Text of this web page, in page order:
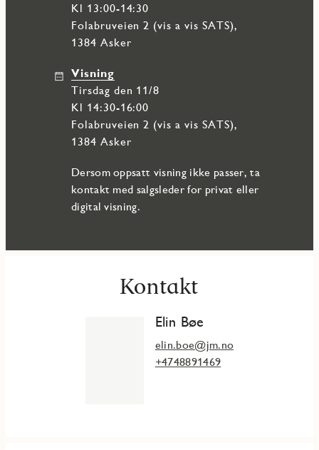
Kl 13:00-14:30
Folabruveien 2 (vis a vis SATS),
1384 Asker
Visning
tirsdag den 11/8
Kl 14:30-16:00
Folabruveien 2 (vis a vis SATS),
1384 Asker
Dersom oppsatt visning ikke passer, ta
kontakt med salgsleder for privat eller
digital visning.
Kontakt
Elin Bøe
elin.boe@jm.no
+4748891469